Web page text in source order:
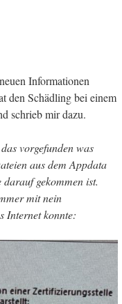
Informationen
den Schädling bei einem
schrieb mir dazu.
vorgefunden was
aus dem Appdata
gekommen ist.
mit nein
Internet konnte: